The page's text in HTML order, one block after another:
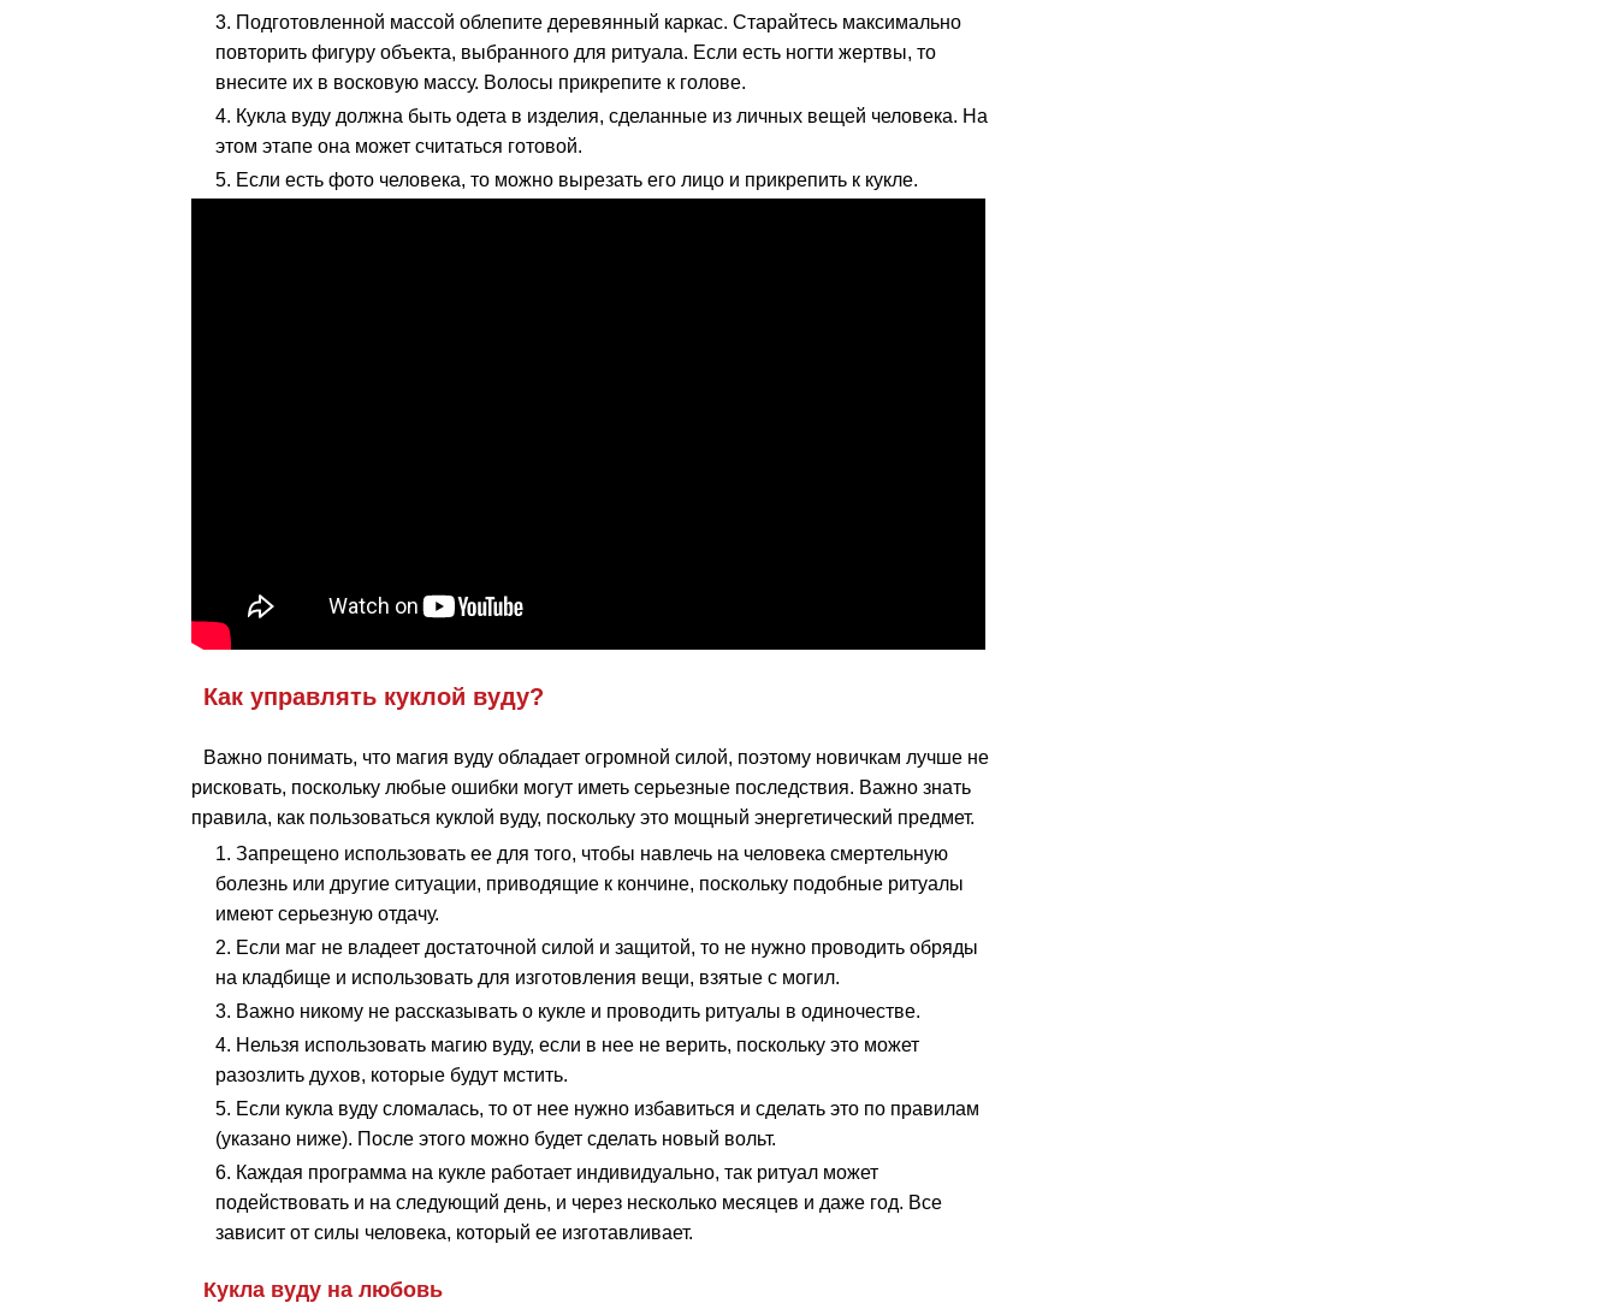
Подготовленной массой облепите деревянный каркас. Старайтесь максимально
повторить фигуру объекта, выбранного для ритуала. Если есть ногти жертвы, то
внесите их в восковую массу. Волосы прикрепите к голове.
Кукла вуду должна быть одета в изделия, сделанные из личных вещей человека. На
этом этапе она может считаться готовой.
Если есть фото человека, то можно вырезать его лицо и прикрепить к кукле.
Как управлять куклой вуду?
Важно понимать, что магия вуду обладает огромной силой, поэтому новичкам лучше не
рисковать, поскольку любые ошибки могут иметь серьезные последствия. Важно знать
правила, как пользоваться куклой вуду, поскольку это мощный энергетический предмет.
Запрещено использовать ее для того, чтобы навлечь на человека смертельную
болезнь или другие ситуации, приводящие к кончине, поскольку подобные ритуалы
имеют серьезную отдачу.
Если маг не владеет достаточной силой и защитой, то не нужно проводить обряды
на кладбище и использовать для изготовления вещи, взятые с могил.
Важно никому не рассказывать о кукле и проводить ритуалы в одиночестве.
Нельзя использовать магию вуду, если в нее не верить, поскольку это может
разозлить духов, которые будут мстить.
Если кукла вуду сломалась, то от нее нужно избавиться и сделать это по правилам
(указано ниже). После этого можно будет сделать новый вольт.
Каждая программа на кукле работает индивидуально, так ритуал может
подействовать и на следующий день, и через несколько месяцев и даже год. Все
зависит от силы человека, который ее изготавливает.
Кукла вуду на любовь